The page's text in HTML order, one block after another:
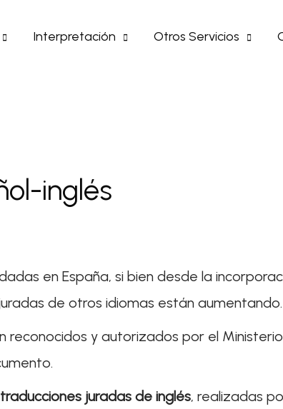
Interpretación Otros Servicios
inglés
en España, si bien desde la
de otros idiomas están aumentando.
reconocidos y autorizados por el
traducciones juradas de inglés, realizadas